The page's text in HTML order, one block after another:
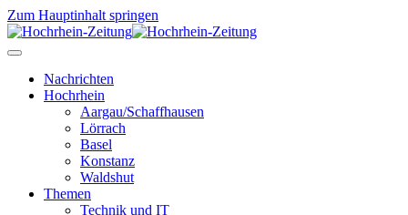
Zum Hauptinhalt springen
Nachrichten
Hochrhein
Aargau/Schaffhausen
Lörrach
Basel
Konstanz
Waldshut
Themen
Technik und IT